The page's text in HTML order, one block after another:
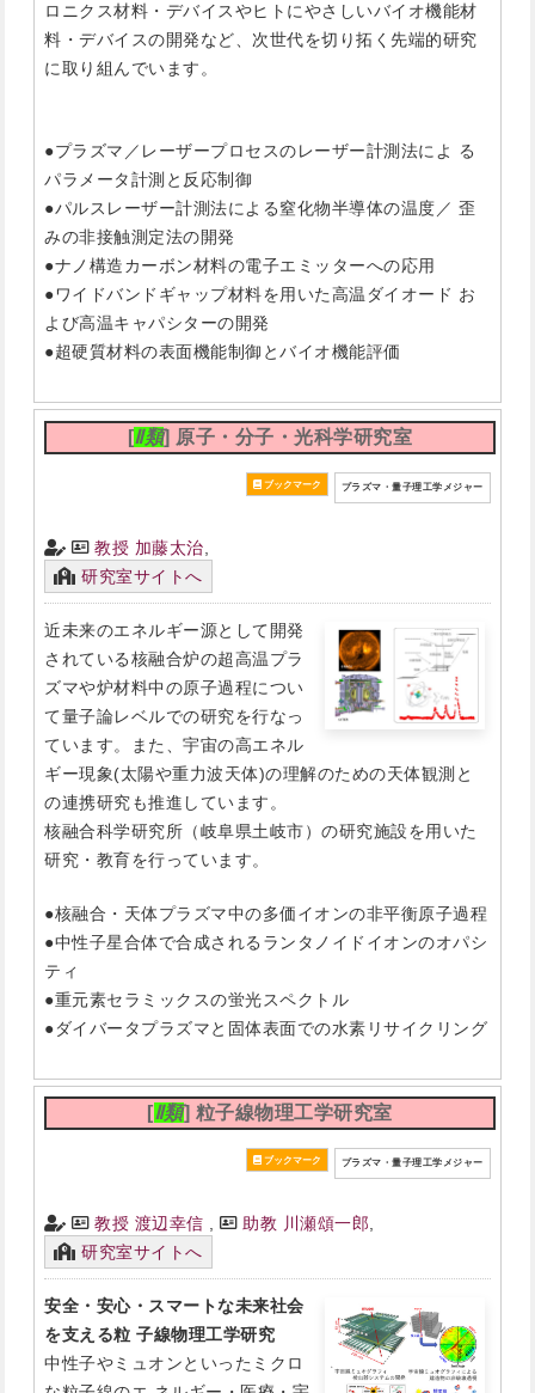
ロニクス材料・デバイスやヒトにやさしいバイオ機能材
料・デバイスの開発など、次世代を切り拓く先端的研究
に取り組んでいます。
●プラズマ／レーザープロセスのレーザー計測法によ る
パラメータ計測と反応制御
●パルスレーザー計測法による窒化物半導体の温度／ 歪
みの非接触測定法の開発
●ナノ構造カーボン材料の電子エミッターへの応用
●ワイドバンドギャップ材料を用いた高温ダイオード お
よび高温キャパシターの開発
●超硬質材料の表面機能制御とバイオ機能評価
[Ⅱ類] 原子・分子・光科学研究室
プラズマ・量子理工学メジャー
教授 加藤太治
研究室サイトへ
近未来のエネルギー源として開発
されている核融合炉の超高温プラ
ズマや炉材料中の原子過程につい
て量子論レベルでの研究を行なっ
ています。また、宇宙の高エネル
ギー現象(太陽や重力波天体)の理解のための天体観測と
の連携研究も推進しています。
核融合科学研究所（岐阜県土岐市）の研究施設を用いた
研究・教育を行っています。
●核融合・天体プラズマ中の多価イオンの非平衡原子過程
●中性子星合体で合成されるランタノイドイオンのオパシ
ティ
●重元素セラミックスの蛍光スペクトル
●ダイバータプラズマと固体表面での水素リサイクリング
[Ⅱ類] 粒子線物理工学研究室
プラズマ・量子理工学メジャー
教授 渡辺幸信 , 助教 川瀬頌一郎,
研究室サイトへ
安全・安心・スマートな未来社会
を支える粒 子線物理工学研究
中性子やミュオンといったミクロ